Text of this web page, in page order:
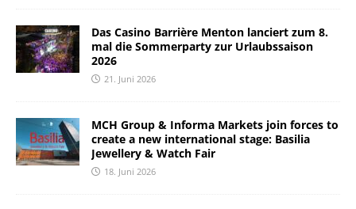
Das Casino Barrière Menton lanciert zum 8.
mal die Sommerparty zur Urlaubssaison
2026
21. Juni 2026
MCH Group & Informa Markets join forces to
create a new international stage: Basilia
Jewellery & Watch Fair
18. Juni 2026